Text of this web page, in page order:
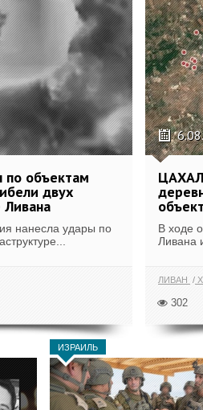
объектам
двух
Ливана
нанесла удары по
В ходе
Ливана
ЛИВАН
302
ИЗРАИЛЬ